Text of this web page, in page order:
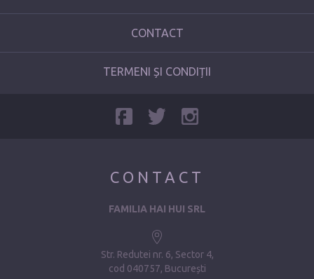
CONTACT
TERMENI ȘI CONDIȚII
CONTACT
FAMILIA HAI HUI SRL
Str. Redutei nr. 6, Sector 4
cod 040757, București